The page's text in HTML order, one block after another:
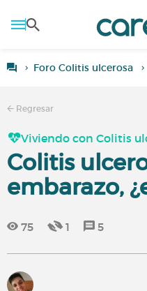
Foro Colitis ulcerosa
Regresar
Viviendo con Colitis
Colitis
embarazo,
75 1 5